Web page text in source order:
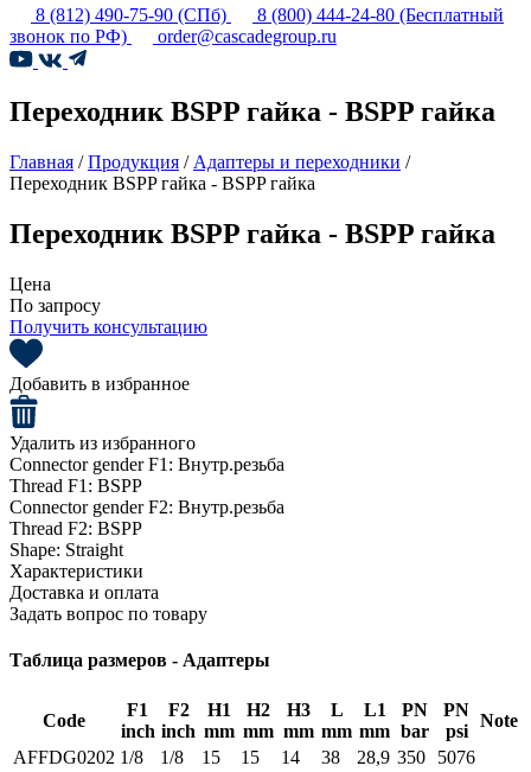
8 (812) 490-75-90 (СПб) 8 (800) 444-24-80 (Бесплатный
звонок по РФ)
order@cascadegroup.ru
Переходник BSPP гайка - BSPP гайка
Главная /Продукция / Адаптеры и переходники /
Переходник BSPP гайка - BSPP гайка
Переходник BSPP гайка - BSPP гайка
Цена
По запросу
Получить консультацию
Добавить в избранное
Удалить из избранного
Connector gender F1: Внутр.резьба
Thread F1: BSPP
Connector gender F2: Внутр.резьба
Thread F2: BSPP
Shape: Straight
Характеристики
Доставка и оплата
Задать вопрос по товару
Таблица размеров - Адаптеры
Code
F1
inch
F2
inch
H1
mm
H2
mm
H3
mm
L
mm
L1
mm
PN
bar
PN
psi
Note
AFFDG0202 1/8 1/8 15 15 14 38 28,9 350
5076